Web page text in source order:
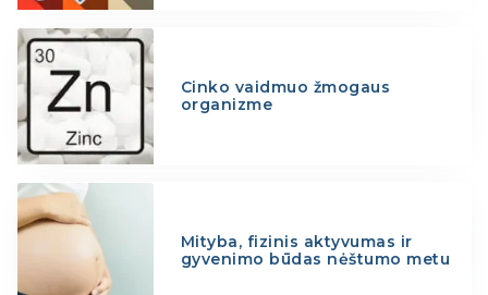
Cinko vaidmuo žmogaus
organizme
Mityba, fizinis aktyvumas ir
gyvenimo būdas nėštumo metu